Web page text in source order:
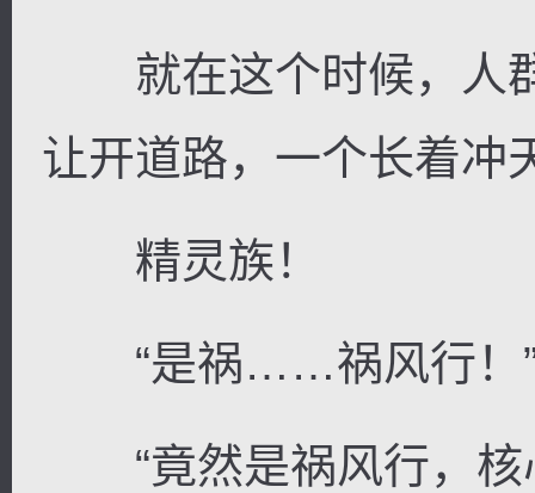
就在这个时候，人
让开道路，一个长着冲
精灵族！
“是祸……祸风行！
“竟然是祸风行，核